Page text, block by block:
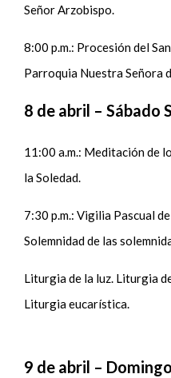
Señor Arzobispo.
8:00 p.m.: Procesión del
Parroquia Nuestra Señora
8 de abril – Sábado
11:00 a.m.: Meditación de
la Soledad.
7:30 p.m.: Vigilia Pascual
Solemnidad de las
Liturgia de la luz. Liturgia
Liturgia eucarística.
9 de abril –